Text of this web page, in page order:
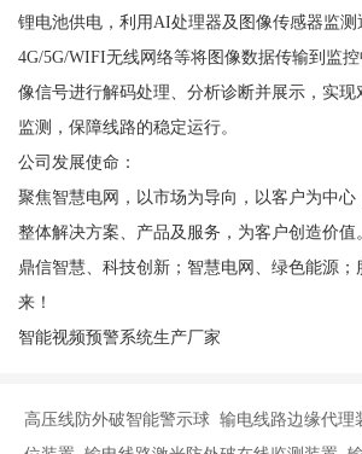
锂电池供电，利用AI处理器及图像传感器监测
4G/5G/WIFI无线网络等将图像数据传输到监
像信号进行解码处理、分析诊断并展示，实
监测，保障线路的稳定运行。
公司发展使命：
聚焦智慧电网，以市场为导向，以客户为中
整体解决方案、产品及服务，为客户创造价值。
鼎信智慧、科技创新；智慧电网、绿色能源
来！
智能视频预警系统生产厂家
高压线防外破智能警示球 输电线路边缘代